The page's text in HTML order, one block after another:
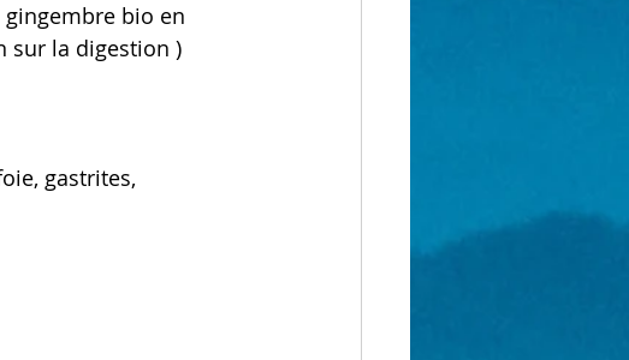
bio en
sur la digestion )
gastrites,